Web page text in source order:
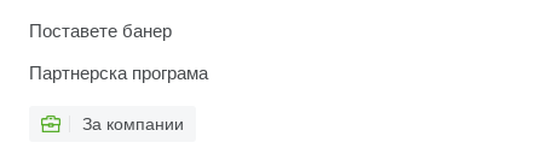
Поставете банер
Партнерска програма
За компании